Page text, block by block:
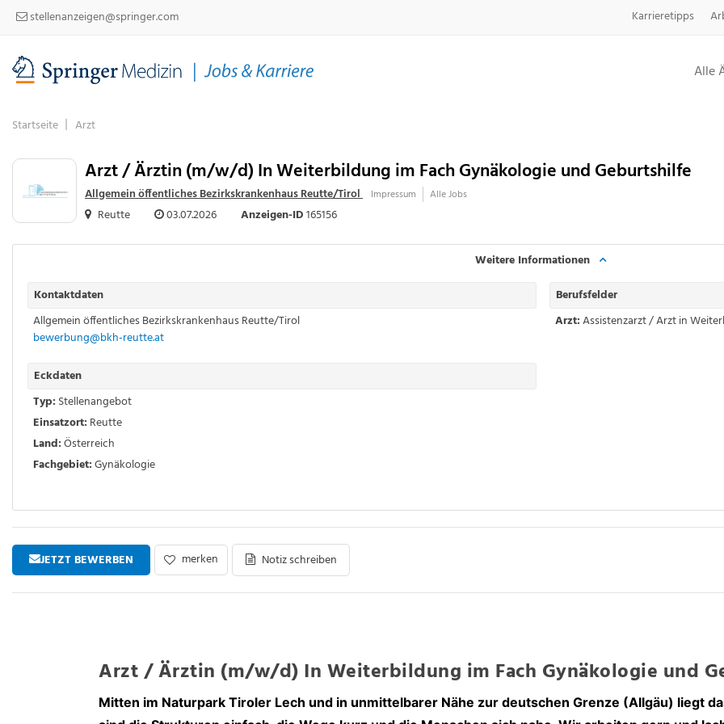
stellenanzeigen@springer.com Karrieretipps
Alle
Startseite Arzt
Arzt / Ärztin (m/w/d) In Weiterbildung im Fach Gynäkologie und Geburtshilfe
Allgemein öffentliches Bezirkskrankenhaus Reutte/Tirol Impressum Alle Jobs
Reutte 03.07.2026 Anzeigen-ID165156
Weitere Informationen
Kontaktdaten
Allgemein öffentliches Bezirkskrankenhaus Reutte/Tirol
bewerbung@bkh-reutte.at
Eckdaten
Typ: Stellenangebot
Einsatzort: Reutte
Land:Österreich
Fachgebiet:Gynäkologie
Berufsfelder
Arzt:Assistenzarzt / Arzt in
JETZT BEWERBEN merken Notiz schreiben
Arzt / Ärztin (m/w/d) In Weiterbildung im Fach Gynäkologie und
Mitten im Naturpark Tiroler Lech und in unmittelbarer Nähe zur deutschen Grenze (Allgäu) liegt